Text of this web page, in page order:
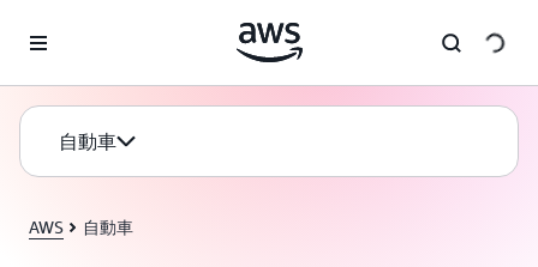
自動車
AWS 自動車